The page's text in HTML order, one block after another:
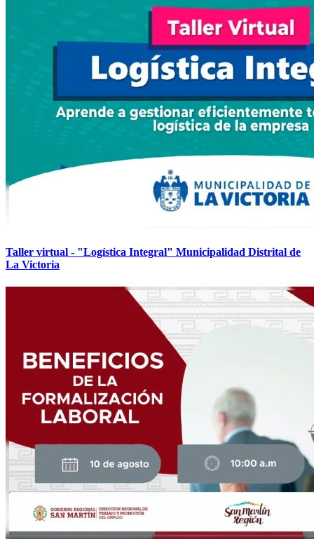
Taller virtual - "Logística Integral" Municipalidad Distrital de
La Victoria